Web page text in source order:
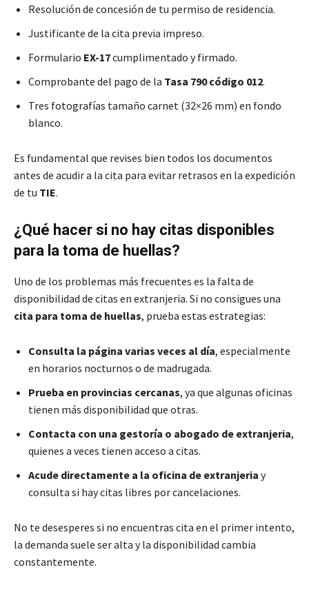
Resolución de concesión de tu permiso de residencia.
Justificante de la cita previa impreso.
Formulario EX-17cumplimentado y firmado.
Comprobante del pago de la Tasa 790 código 012.
Tres fotografías tamaño carnet (32×26 mm) en fondo
blanco.
Es fundamental que revises bien todos los documentos
antes de acudir a la cita para evitar retrasos en la expedición
de tu TIE.
¿Qué hacer si no hay citas disponibles
para la toma de huellas?
Uno de los problemas más frecuentes es la falta de
disponibilidad de citas en extranjeria. Si no consigues una
cita para toma de huellas, prueba estas estrategias:
Consulta la página varias veces al día, especialmente
en horarios nocturnos o de madrugada.
Prueba en provincias cercanas, ya que algunas oficinas
tienen más disponibilidad que otras.
Contacta con una gestoría o abogado de extranjeria,
quienes a veces tienen acceso a citas.
Acude directamente a la oficina de extranjeria y
consulta si hay citas libres por cancelaciones.
No te desesperes si no encuentras cita en el primer intento,
la demanda suele ser alta y la disponibilidad cambia
constantemente.